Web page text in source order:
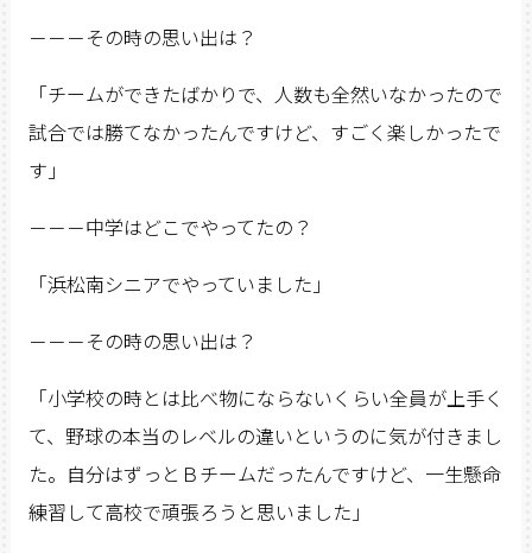
－－－その時の思い出は？
「チームができたばかりで、人数も全然いなかったので
試合では勝てなかったんですけど、すごく楽しかったで
す」
－－－中学はどこでやってたの？
「浜松南シニアでやっていました」
－－－その時の思い出は？
「小学校の時とは比べ物にならないくらい全員が上手く
て、野球の本当のレベルの違いというのに気が付きまし
た。自分はずっとＢチームだったんですけど、一生懸命
練習して高校で頑張ろうと思いました」